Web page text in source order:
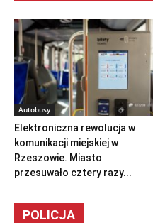
Autobusy
Elektroniczna rewolucja w
komunikacji miejskiej w
Rzeszowie. Miasto
przesuwało cztery razy...
POLICJA